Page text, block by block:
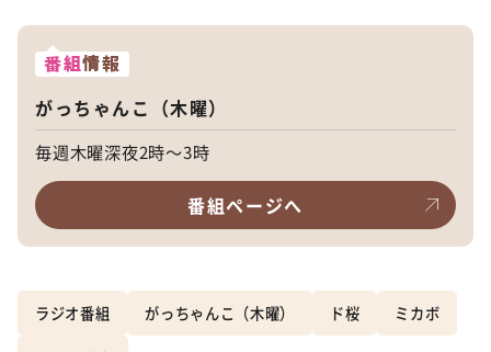
番組情報
がっちゃんこ（木曜）
毎週木曜深夜2時～3時
番組ページへ
ラジオ番組 がっちゃんこ（木曜） ド桜 ミカボ